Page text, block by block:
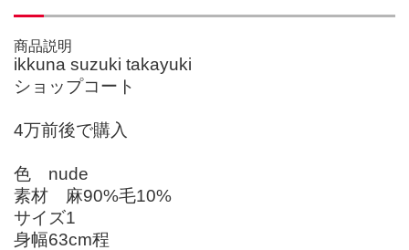
商品説明
ikkuna suzuki takayuki
ショップコート
4万前後で購入
色 nude
素材 麻90%毛10%
サイズ1
身幅63cm程